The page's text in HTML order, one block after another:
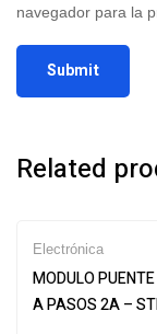
navegador para la
Related
Electrónica
MODULO
A PASOS 2A –